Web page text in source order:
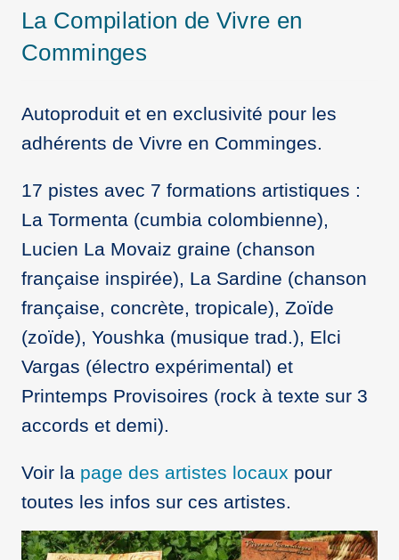
La Compilation de Vivre en
Comminges
Autoproduit et en exclusivité pour les
adhérents de Vivre en Comminges.
17 pistes avec 7 formations artistiques :
La Tormenta (cumbia colombienne),
Lucien La Movaiz graine (chanson
française inspirée), La Sardine (chanson
française, concrète, tropicale), Zoïde
(zoïde), Youshka (musique trad.), Elci
Vargas (électro expérimental) et
Printemps Provisoires (rock à texte sur 3
accords et demi).
Voir la page des artistes locaux pour
toutes les infos sur ces artistes.